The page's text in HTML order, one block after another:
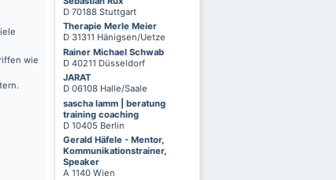
D 70188 Stuttgart
Therapie Merle Meier
D 31311 Hänigsen/Uetze
Rainer Michael Schwab
D 40211 Düsseldorf
JARAT
D 06108 Halle/Saale
sascha lamm | beratung
training coaching
D 10405 Berlin
Gerald Häfele - Mentor,
Kommunikationstrainer,
Speaker
A 1140 Wien
wie